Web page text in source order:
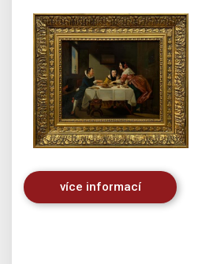
více informací